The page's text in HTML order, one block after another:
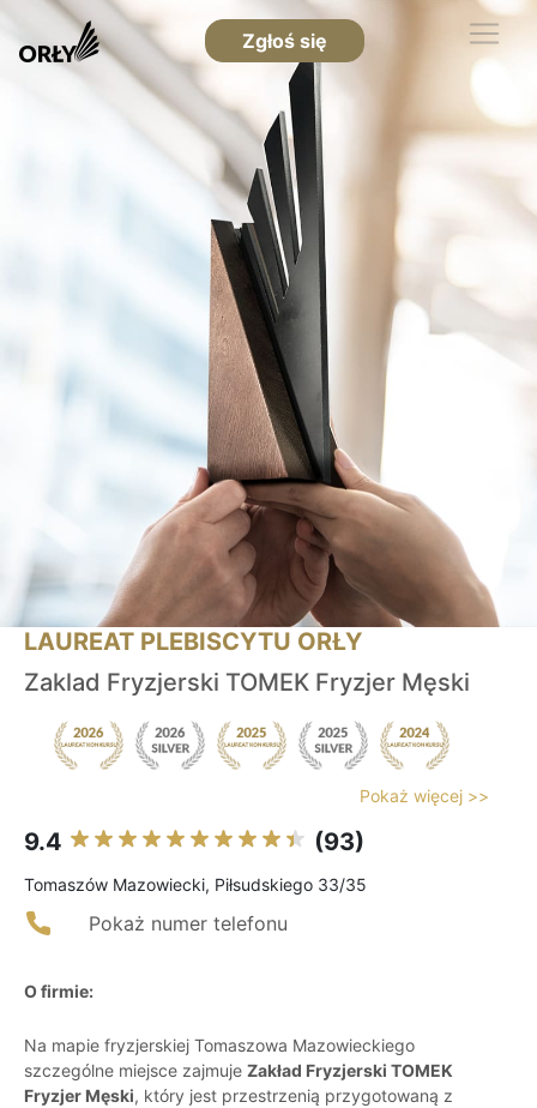
Zgłoś się
LAUREAT PLEBISCYTU ORŁY
Zaklad Fryzjerski TOMEK Fryzjer Męski
Pokaż więcej >>
9.4 (93)
Tomaszów Mazowiecki, Piłsudskiego 33/35
Pokaż numer telefonu
O firmie:
Na mapie fryzjerskiej Tomaszowa Mazowieckiego
szczególne miejsce zajmuje Zakład Fryzjerski TOMEK
Fryzjer Męski, który jest przestrzenią przygotowaną z